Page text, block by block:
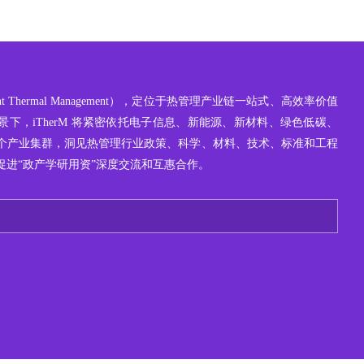
Thermal Management），定位于热管理产业链一站式、高效率价值
下，iTherM 将紧密依托电子信息、新能源、新材料、绿色低碳、
产业集群，洞见热管理行业政策、科学、材料、技术、标准和工程
“政产学研用资”深度交流和互惠合作。